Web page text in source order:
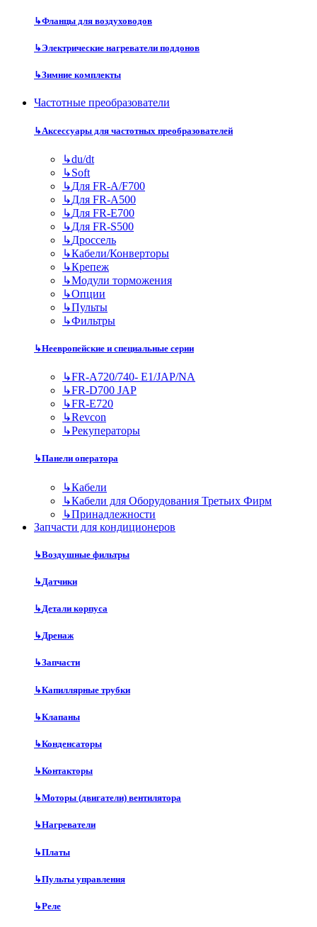
↳Фланцы для воздуховодов
↳Электрические нагреватели поддонов
↳Зимние комплекты
Частотные преобразователи
↳Аксессуары для частотных преобразователей
↳du/dt
↳Soft
↳Для FR-A/F700
↳Для FR-A500
↳Для FR-E700
↳Для FR-S500
↳Дроссель
↳Кабели/Конверторы
↳Крепеж
↳Модули торможения
↳Опции
↳Пульты
↳Фильтры
↳Неевропейские и специальные серии
↳FR-A720/740- E1/JAP/NA
↳FR-D700 JAP
↳FR-E720
↳Revcon
↳Рекуператоры
↳Панели оператора
↳Кабели
↳Кабели для Оборудования Третьих Фирм
↳Принадлежности
Запчасти для кондиционеров
↳Воздушные фильтры
↳Датчики
↳Детали корпуса
↳Дренаж
↳Запчасти
↳Капиллярные трубки
↳Клапаны
↳Конденсаторы
↳Контакторы
↳Моторы (двигатели) вентилятора
↳Нагреватели
↳Платы
↳Пульты управления
↳Реле